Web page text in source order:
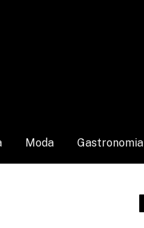
Moda Gastronomia